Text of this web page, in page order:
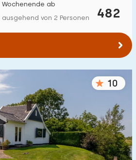
€ 0 — € 1000+
4 5
4 5
482
Wochenende ab
ausgehend von 2 Personen
10